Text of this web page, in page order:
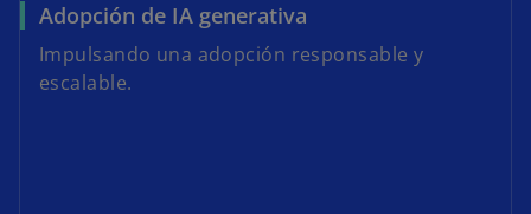
Adopción de IA generativa
Impulsando una adopción responsable y
escalable.